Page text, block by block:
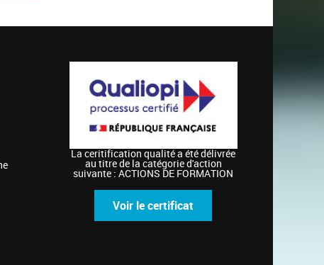
La ceritification qualité a été délivrée
au titre de la catégorie d'action
suivante : ACTIONS DE FORMATION
Voir le certificat